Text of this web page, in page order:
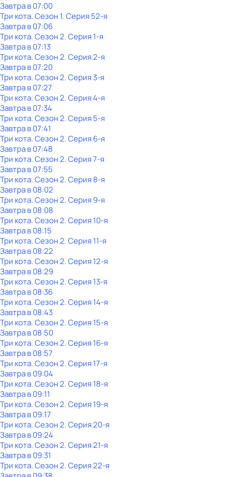
Завтра в 07:00
Три кота. Сезон 1. Серия 52-я
Завтра в 07:06
Три кота. Сезон 2. Серия 1-я
Завтра в 07:13
Три кота. Сезон 2. Серия 2-я
Завтра в 07:20
Три кота. Сезон 2. Серия 3-я
Завтра в 07:27
Три кота. Сезон 2. Серия 4-я
Завтра в 07:34
Три кота. Сезон 2. Серия 5-я
Завтра в 07:41
Три кота. Сезон 2. Серия 6-я
Завтра в 07:48
Три кота. Сезон 2. Серия 7-я
Завтра в 07:55
Три кота. Сезон 2. Серия 8-я
Завтра в 08:02
Три кота. Сезон 2. Серия 9-я
Завтра в 08:08
Три кота. Сезон 2. Серия 10-я
Завтра в 08:15
Три кота. Сезон 2. Серия 11-я
Завтра в 08:22
Три кота. Сезон 2. Серия 12-я
Завтра в 08:29
Три кота. Сезон 2. Серия 13-я
Завтра в 08:36
Три кота. Сезон 2. Серия 14-я
Завтра в 08:43
Три кота. Сезон 2. Серия 15-я
Завтра в 08:50
Три кота. Сезон 2. Серия 16-я
Завтра в 08:57
Три кота. Сезон 2. Серия 17-я
Завтра в 09:04
Три кота. Сезон 2. Серия 18-я
Завтра в 09:11
Три кота. Сезон 2. Серия 19-я
Завтра в 09:17
Три кота. Сезон 2. Серия 20-я
Завтра в 09:24
Три кота. Сезон 2. Серия 21-я
Завтра в 09:31
Три кота. Сезон 2. Серия 22-я